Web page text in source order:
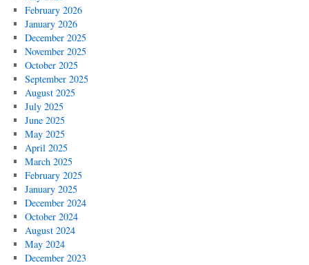
February 2026
January 2026
December 2025
November 2025
October 2025
September 2025
August 2025
July 2025
June 2025
May 2025
April 2025
March 2025
February 2025
January 2025
December 2024
October 2024
August 2024
May 2024
December 2023